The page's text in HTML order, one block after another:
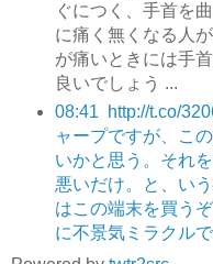
ぐにつく、手首を
に痛く無くなる人
が痛いときには手
良いでしょう ...
08:41
http://t.co/
ャープですが、こ
いかと思う。それ
悪いだけ。と、い
はこの端末を買う
に不景気ミラクル